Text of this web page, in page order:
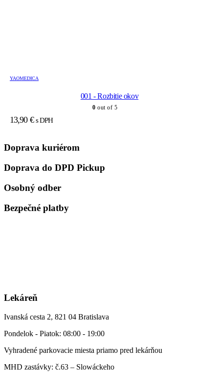
YAOMEDICA
001 - Rozbitie okov
0 out of 5
13,90 € s DPH
Doprava kuriérom
Doprava do DPD Pickup
Osobný odber
Bezpečné platby
Lekáreň
Ivanská cesta 2, 821 04 Bratislava
Pondelok - Piatok: 08:00 - 19:00
Vyhradené parkovacie miesta priamo pred lekárňou
MHD zastávky: č.63 – Slowáckeho